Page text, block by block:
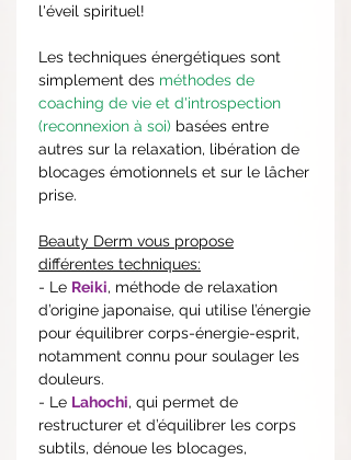
l'éveil spirituel!
Les techniques énergétiques sont
simplement des méthodes de
coaching de vie et d'introspection
(reconnexion à soi) basées entre
autres sur la relaxation, libération de
blocages émotionnels et sur le lâcher
prise.
Beauty Derm vous propose
différentes techniques:
- Le Reiki, méthode de relaxation
d’origine japonaise, qui utilise l’énergie
pour équilibrer corps-énergie-esprit,
notamment connu pour soulager les
douleurs.
- Le Lahochi, qui permet de
restructurer et d’équilibrer les corps
subtils, dénoue les blocages,